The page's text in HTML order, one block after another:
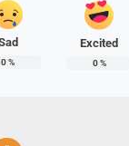
0%
Excited
0%